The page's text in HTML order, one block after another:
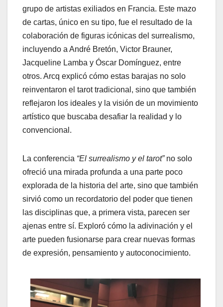
grupo de artistas exiliados en Francia. Este mazo
de cartas, único en su tipo, fue el resultado de la
colaboración de figuras icónicas del surrealismo,
incluyendo a André Bretón, Victor Brauner,
Jacqueline Lamba y Óscar Domínguez, entre
otros. Arcq explicó cómo estas barajas no solo
reinventaron el tarot tradicional, sino que también
reflejaron los ideales y la visión de un movimiento
artístico que buscaba desafiar la realidad y lo
convencional.
La conferencia “El surrealismo y el tarot”no solo
ofreció una mirada profunda a una parte poco
explorada de la historia del arte, sino que también
sirvió como un recordatorio del poder que tienen
las disciplinas que, a primera vista, parecen ser
ajenas entre sí. Exploró cómo la adivinación y el
arte pueden fusionarse para crear nuevas formas
de expresión, pensamiento y autoconocimiento.